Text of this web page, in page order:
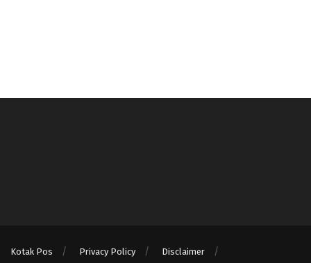
Kotak Pos Privacy Policy
Disclaimer